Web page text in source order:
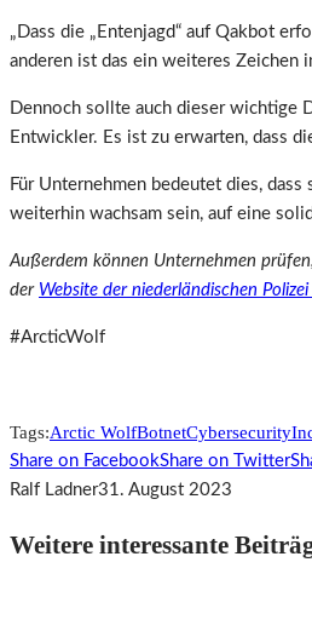
„Dass die „Entenjagd“ auf Qakbot
anderen ist das ein weiteres Zeichen
Dennoch sollte auch dieser wichtige
Entwickler. Es ist zu erwarten, dass
Für Unternehmen bedeutet dies,
weiterhin wachsam sein, auf eine
Außerdem können Unternehmen
der Website der niederländischen Polizei
#ArcticWolf
Tags:Arctic WolfBotnetCybersecurity
Share on FacebookShare on Twitter
Ralf Ladner31. August 2023
Weitere interessante